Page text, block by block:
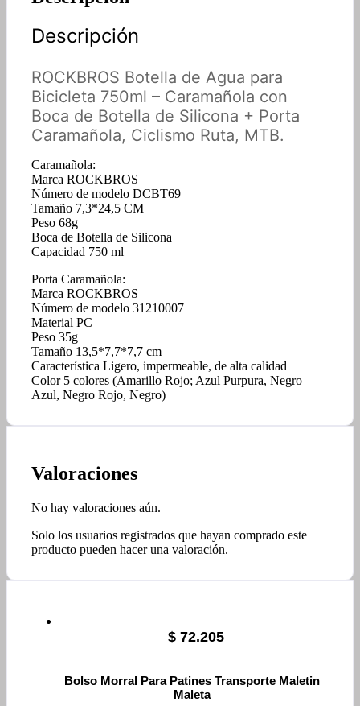
Descripción
ROCKBROS Botella de Agua para
Bicicleta 750ml – Caramañola con
Boca de Botella de Silicona + Porta
Caramañola, Ciclismo Ruta, MTB.
Caramañola:
Marca ROCKBROS
Número de modelo DCBT69
Tamaño 7,3*24,5 CM
Peso 68g
Boca de Botella de Silicona
Capacidad 750 ml
Porta Caramañola:
Marca ROCKBROS
Número de modelo 31210007
Material PC
Peso 35g
Tamaño 13,5*7,7*7,7 cm
Característica Ligero, impermeable, de alta calidad
Color 5 colores (Amarillo Rojo; Azul Purpura, Negro
Azul, Negro Rojo, Negro)
Valoraciones
No hay valoraciones aún.
Solo los usuarios registrados que hayan comprado este
producto pueden hacer una valoración.
$ 72.205
Bolso Morral Para Patines Transporte Maletin
Maleta